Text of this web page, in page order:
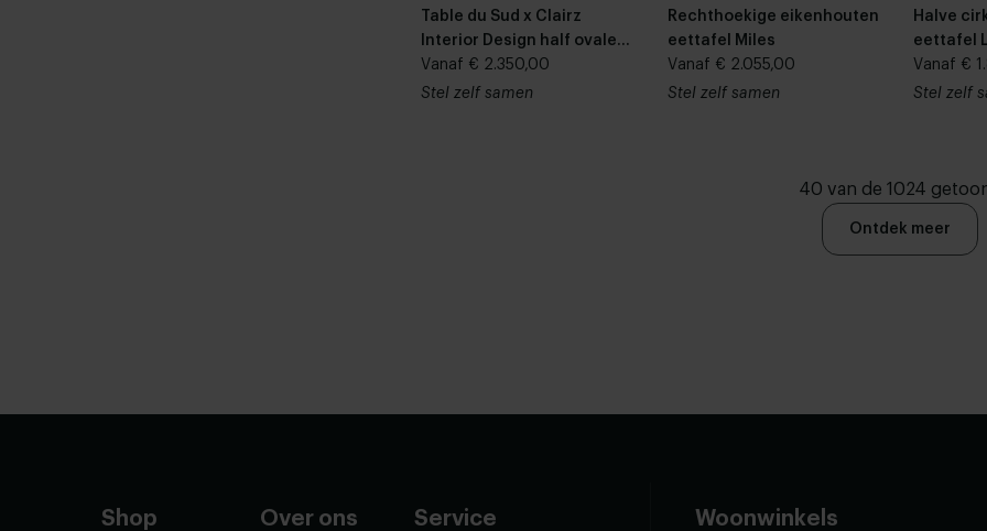
Table du Sud x Clairz
Interior Design half ovale
eikenhouten eettafel
Vanaf € 2.350,00
Stel zelf samen
Rechthoekige eikenhouten
eettafel Miles
Vanaf € 2.055,00
Stel zelf samen
Halve
eettafel
Vanaf €
Stel zelf
40 van de 1024
Ontdek meer
Shop Over ons Service Woonwinkels